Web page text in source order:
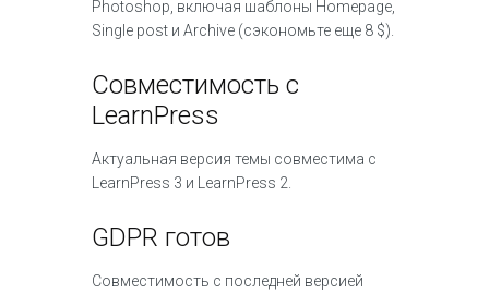
Photoshop, включая шаблоны Homepage,
Single post и Archive (сэкономьте еще 8 $).
Совместимость с
LearnPress
Актуальная версия темы совместима с
LearnPress 3 и LearnPress 2.
GDPR готов
Совместимость с последней версией